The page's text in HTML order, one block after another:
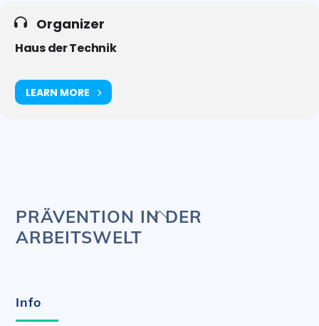
Organizer
Haus der Technik
LEARN MORE
Back
PRÄVENTION IN DER
ARBEITSWELT
Info